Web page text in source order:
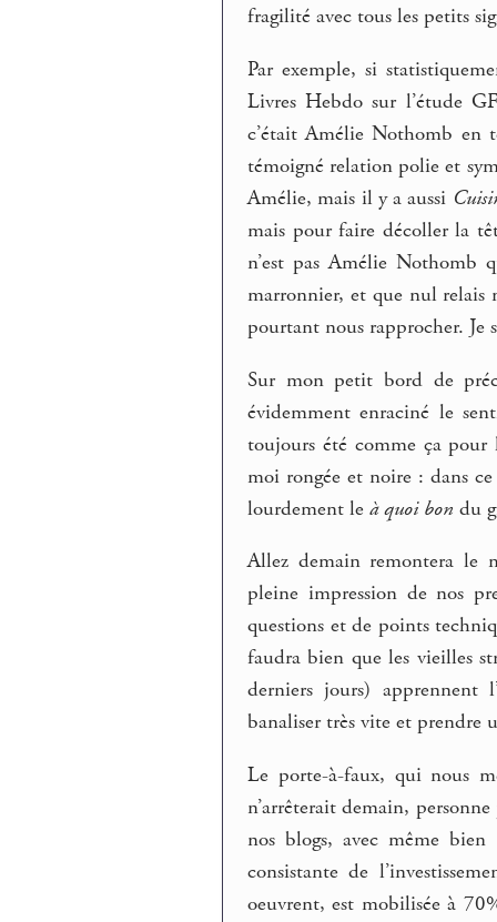
fragilité avec tous les petits
Par exemple, si
Livres Hebdo sur l’étude
c’était Amélie Nothomb en
témoigné relation polie et
Amélie, mais il y a aussi
mais pour faire décoller la
n’est pas Amélie Nothomb
marronnier, et que nul relais
pourtant nous rapprocher. Je
Sur mon petit bord de
évidemment enraciné le
toujours été comme ça pour
moi rongée et noire : dans
lourdement leà quoi bon du
Allez demain remontera le
pleine impression de nos
questions et de points
faudra bien que les vieilles
derniers jours) apprennent
banaliser très vite et prendre
Le porte-à-faux, qui nous
n’arrêterait demain,
nos blogs, avec même bien
consistante de
oeuvrent, est mobilisée à